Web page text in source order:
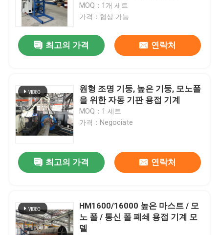
MOQ：1개 세트
가격：협상 가능
최고의 가격 연락처
원형 조명 기둥, 높은 기둥, 모노폴
을 위한 자동 기판 용접 기계
MOQ：1 세트
가격：Negociate
최고의 가격 연락처
HM1600/16000 높은 마스트 / 모
노 폴 / 통신 폴 폐쇄 용접 기계 모
델